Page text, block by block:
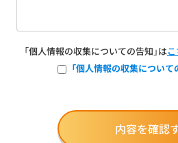
「個人情報の収集についての告知」は
「個人情報の収集について
内容を確認